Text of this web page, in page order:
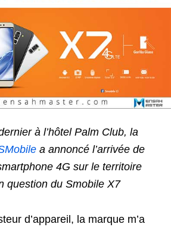
à l’hôtel Palm Club, la
a annoncé l’arrivée de
4G sur le territoire
question du Smobile X7
d’appareil, la marque m’a